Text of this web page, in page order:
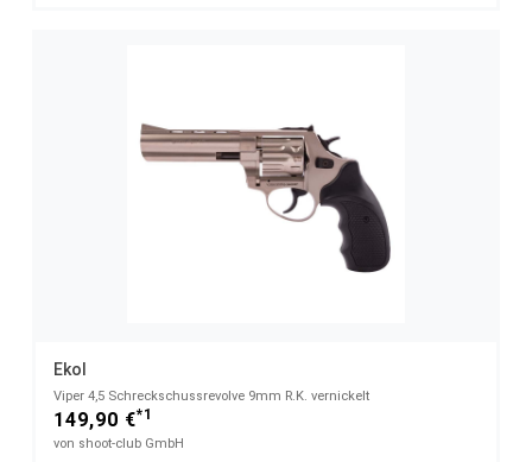
Ekol
Viper 4,5 Schreckschussrevolve 9mm R.K. vernickelt
149,90 €*1
von shoot-club GmbH